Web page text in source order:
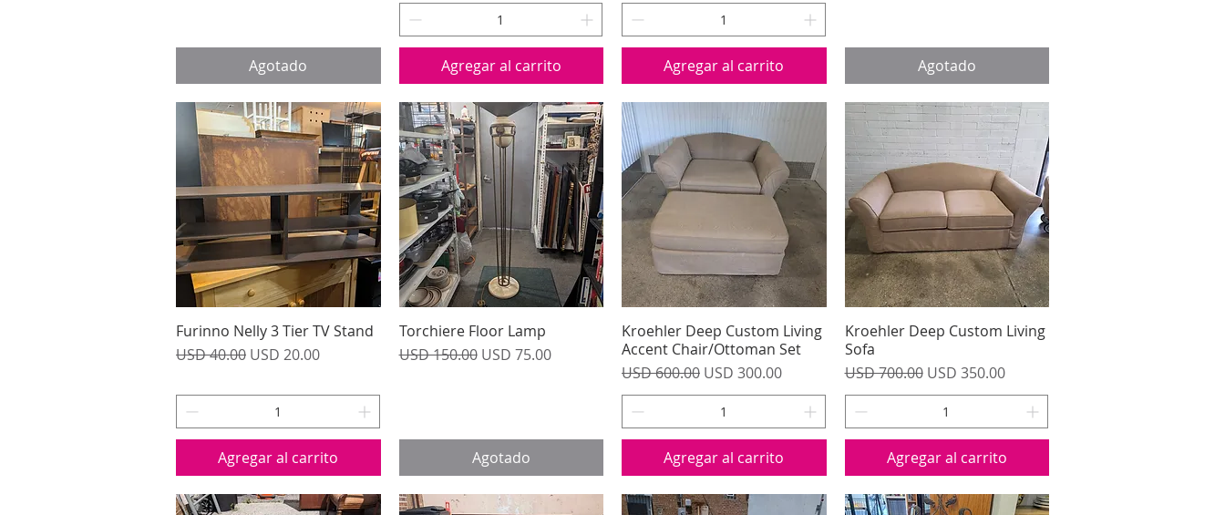
Agotado Agregar al carrito Agregar al carrito Agotado
Vista rápida
Furinno Nelly 3 Tier TV Stand
Precio
USD 40.00 Precio de oferta
USD 20.00
Agregar al carrito
Vista rápida
Torchiere Floor Lamp
Precio
USD 150.00 Precio de oferta
USD 75.00
Agotado
Vista rápida
Kroehler Deep Custom Living
Accent Chair/Ottoman Set
Precio
USD 600.00 Precio de oferta
USD 300.00
Agregar al carrito
Vista rápida
Kroehler Deep Custom Living
Sofa
Precio
USD 700.00 Precio de oferta
USD 350.00
Agregar al carrito